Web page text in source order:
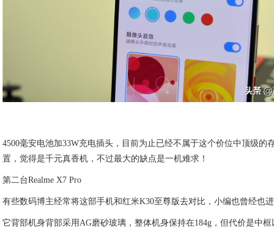
4500毫安电池加33W充电插头，目前为止已经不属于这个价位中顶级
置，觉得是千元真香机，不过最大的缺点是一机难求！
第二台Realme X7 Pro
有些数码博主经常将这部手机和红米K30至尊版去对比，小编也曾经也
它背部机身背部采用AG磨砂玻璃，整体机身保持在184g，但代价是中